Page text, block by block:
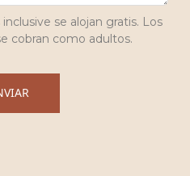
se alojan gratis. Los
cobran como adultos.